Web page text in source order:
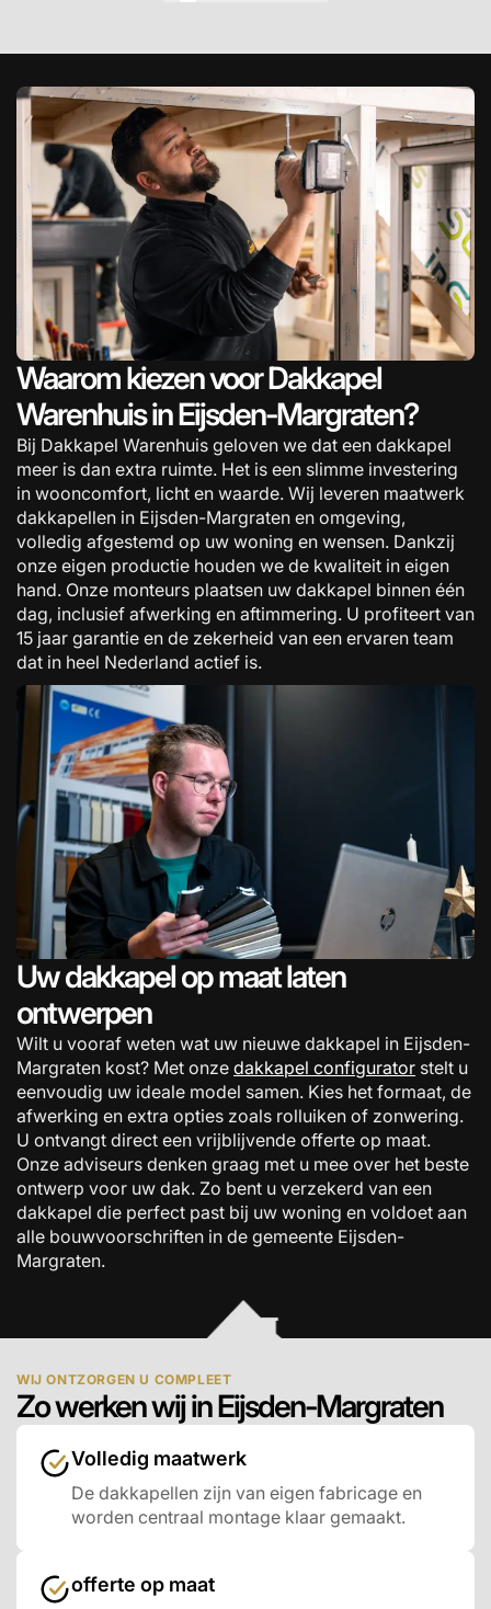
Waarom kiezen voor Dakkapel
Warenhuis in Eijsden-Margraten?
Bij Dakkapel Warenhuis geloven we dat een dakkapel
meer is dan extra ruimte. Het is een slimme investering
in wooncomfort, licht en waarde. Wij leveren maatwerk
dakkapellen in Eijsden-Margraten en omgeving,
volledig afgestemd op uw woning en wensen. Dankzij
onze eigen productie houden we de kwaliteit in eigen
hand. Onze monteurs plaatsen uw dakkapel binnen één
dag, inclusief afwerking en aftimmering. U profiteert van
15 jaar garantie en de zekerheid van een ervaren team
dat in heel Nederland actief is.
Uw dakkapel op maat laten
ontwerpen
Wilt u vooraf weten wat uw nieuwe dakkapel in Eijsden-
Margraten kost? Met onze dakkapel configurator stelt u
eenvoudig uw ideale model samen. Kies het formaat, de
afwerking en extra opties zoals rolluiken of zonwering.
U ontvangt direct een vrijblijvende offerte op maat.
Onze adviseurs denken graag met u mee over het beste
ontwerp voor uw dak. Zo bent u verzekerd van een
dakkapel die perfect past bij uw woning en voldoet aan
alle bouwvoorschriften in de gemeente Eijsden-
Margraten.
WIJ ONTZORGEN U COMPLEET
Zo werken wij in Eijsden-Margraten
Volledig maatwerk
De dakkapellen zijn van eigen fabricage en
worden centraal montage klaar gemaakt.
offerte op maat